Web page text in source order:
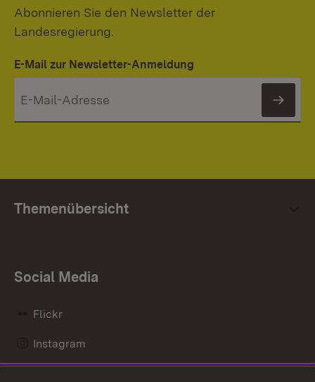
Abonnieren Sie den Newsletter der
Landesregierung.
E-Mail zur Newsletter-Anmeldung
Themenübersicht
Social Media
Flickr
Instagram